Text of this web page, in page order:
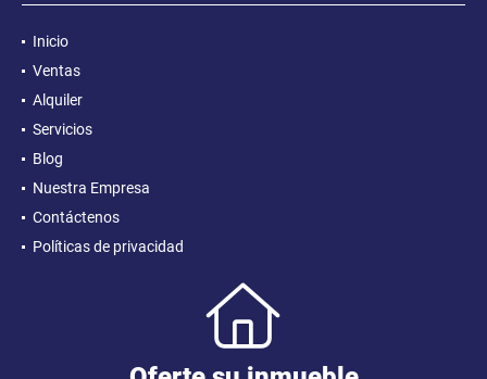
Inicio
Ventas
Alquiler
Servicios
Blog
Nuestra Empresa
Contáctenos
Políticas de privacidad